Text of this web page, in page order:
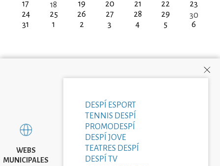
17
18 19 20 21 22
23
24
25 26 27 28 29
30
31
1 2 3 4 5 6
WEBS
MUNICIPALES
DESPÍ ESPORT
TENNIS DESPÍ
PROMODESPÍ
DESPÍ JOVE
TEATRES DESPÍ
DESPÍ TV